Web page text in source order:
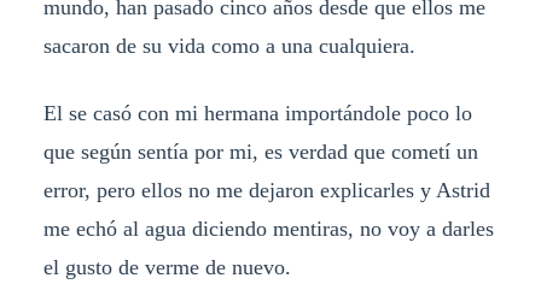
mundo, han pasado cinco años desde que ellos me
sacaron de su vida como a una cualquiera.
El se casó con mi hermana importándole poco lo
que según sentía por mi, es verdad que cometí un
error, pero ellos no me dejaron explicarles y Astrid
me echó al agua diciendo mentiras, no voy a darles
el gusto de verme de nuevo.